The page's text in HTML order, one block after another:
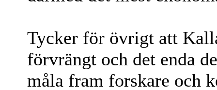
Tycker för övrigt att
förvrängt och det enda
måla fram forskare och